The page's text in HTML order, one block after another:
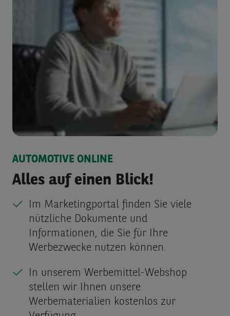
AUTOMOTIVE ONLINE
Alles auf einen Blick!
Im Marketingportal finden Sie viele
nützliche Dokumente und
Informationen, die Sie für Ihre
Werbezwecke nutzen können.
In unserem Werbemittel-Webshop
stellen wir Ihnen unsere
Werbematerialien kostenlos zur